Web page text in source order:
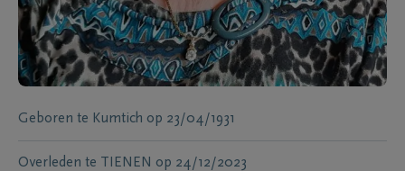
Geboren te Kumtich op 23/04/1931
Overleden te TIENEN op 24/12/2023